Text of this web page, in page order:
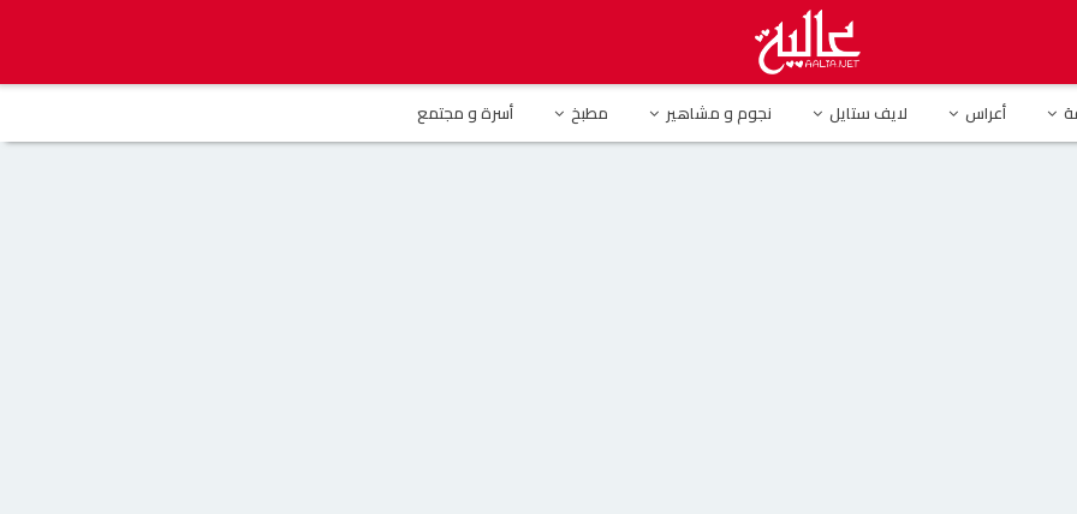
أعراس لايف ستايل نجوم و مشاهير مطبخ أسرة و مجتمع
راتب تثير الجدل بتغيير لون بشرتها وملامحها وترفض تشبيهها بسعاد حسني